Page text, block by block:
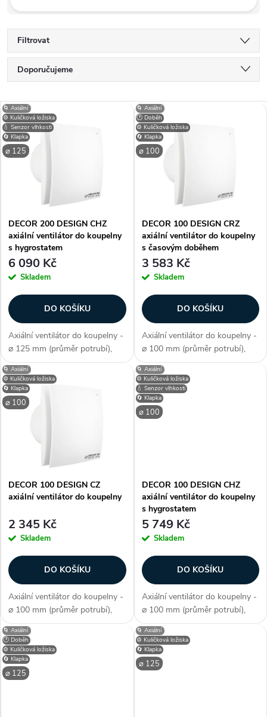
Filtrovat
Ř
a
z
e
í
p
r
o
d
u
k
Doporučujeme
Nejdražší
Nejprodávanější
V
ý
s
p
r
o
d
u
k
ů
⚙️ Kuličková ložiska
💧 Senzor vlhkosti
⌀ 125
🌀 Axiální
🔄 Klapka
DECOR 200 DESIGN CHZ
axiální ventilátor do koupelny
s hygrostatem
6 090 Kč
Skladem
DO KOŠÍKU
Axiální ventilátor do koupelny -
⌀ 125 mm (průměr potrubí),
axiální konstrukce, průtok
vzduchu 163 m3/h, barva bílá,
příkon 19,7 W, napětí 230 V,
krytí IP X4, akustický tlak 39...
🕐 Doběh
⚙️ Kuličková ložiska
⌀ 100
🌀 Axiální
🔄 Klapka
DECOR 100 DESIGN CRZ
axiální ventilátor do koupelny
s časovým doběhem
3 583 Kč
Skladem
DO KOŠÍKU
Axiální ventilátor do koupelny -
⌀ 100 mm (průměr potrubí),
axiální konstrukce, průtok
vzduchu 80 m3/h, barva bílá,
příkon 10,7 W, napětí 230 V,
krytí IP X4, akustický tlak 33...
⚙️ Kuličková ložiska
⌀ 100
🌀 Axiální
🔄 Klapka
DECOR 100 DESIGN CZ
axiální ventilátor do koupelny
2 345 Kč
Skladem
DO KOŠÍKU
Axiální ventilátor do koupelny -
⌀ 100 mm (průměr potrubí),
axiální konstrukce, průtok
vzduchu 80 m3/h, barva bílá,
příkon 10,7 W, napětí 230 V,
krytí IP X4, akustický tlak 33...
⚙️ Kuličková ložiska
💧 Senzor vlhkosti
⌀ 100
🌀 Axiální
🔄 Klapka
DECOR 100 DESIGN CHZ
axiální ventilátor do koupelny
s hygrostatem
5 749 Kč
Skladem
DO KOŠÍKU
Axiální ventilátor do koupelny -
⌀ 100 mm (průměr potrubí),
axiální konstrukce, průtok
vzduchu 80 m3/h, barva bílá,
příkon 10,7 W, napětí 230 V,
krytí IP X4, akustický tlak 33...
🕐 Doběh
⚙️ Kuličková ložiska
⌀ 125
🌀 Axiální
🔄 Klapka
⚙️ Kuličková ložiska
⌀ 125
🌀 Axiální
🔄 Klapka